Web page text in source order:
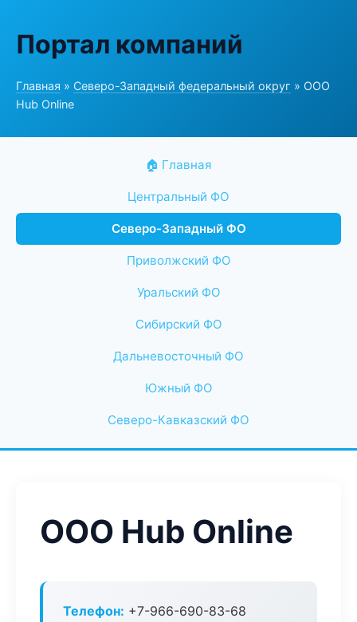
Портал компаний
Главная » Северо-Западный федеральный округ » ООО
Hub Online
🏠 Главная
Центральный ФО
Северо-Западный ФО
Приволжский ФО
Уральский ФО
Сибирский ФО
Дальневосточный ФО
Южный ФО
Северо-Кавказский ФО
ООО Hub Online
Телефон: +7-966-690-83-68